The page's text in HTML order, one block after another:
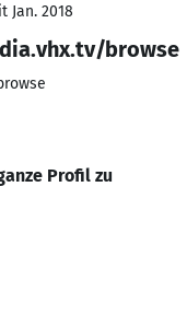
Jan. 2018
browse
Profil zu